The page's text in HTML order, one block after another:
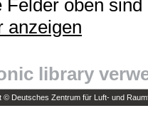
Felder oben
anzeigen
library
Deutsches Zentrum für Luft- und